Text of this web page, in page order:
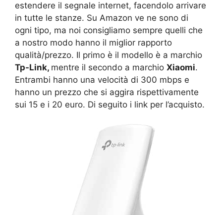
estendere il segnale internet, facendolo arrivare
in tutte le stanze. Su Amazon ve ne sono di
ogni tipo, ma noi consigliamo sempre quelli che
a nostro modo hanno il miglior rapporto
qualità/prezzo. Il primo è il modello è a marchio
Tp-Link, mentre il secondo a marchio Xiaomi.
Entrambi hanno una velocità di 300 mbps e
hanno un prezzo che si aggira rispettivamente
sui 15 e i 20 euro. Di seguito i link per l’acquisto.